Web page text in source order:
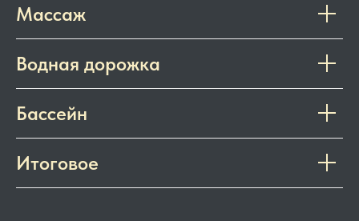
Массаж
Водная дорожка
Бассейн
Итоговое